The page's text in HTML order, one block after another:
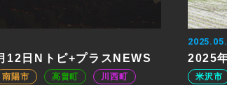
12日Nトピ+プラスNEWS
南陽市 高畠町
川西町
2025
米沢市